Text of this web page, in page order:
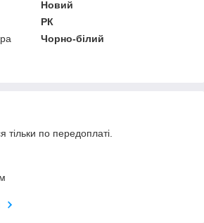
Новий
РК
Чорно-білий
тільки по передоплаті.